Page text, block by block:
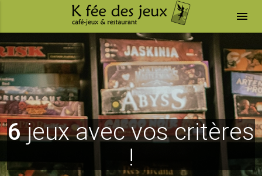
menu
6jeux avec vos critères
!